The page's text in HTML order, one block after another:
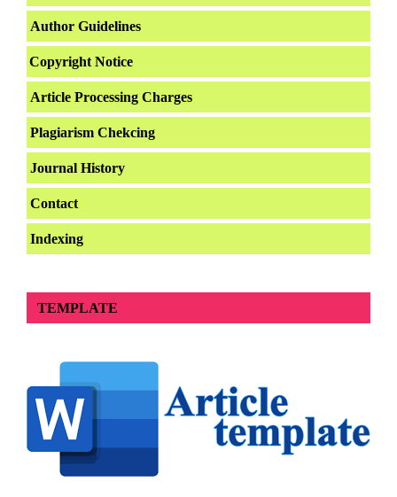
Author Guidelines
Copyright Notice
Article Processing Charges
Plagiarism Chekcing
Journal History
Contact
Indexing
TEMPLATE